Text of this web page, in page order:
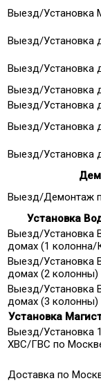
Выезд/Установка
Выезд/Установка
Выезд/Установка
Выезд/Установка
Выезд/Установка
Выезд/Установка
Выезд/Установка
Выезд/Демонтаж
Установка
Выезд/Установка
домах (1 колонна/
Выезд/Установка
домах (2 колонны)
Выезд/Установка
домах (3 колонны)
Установка
Выезд/Установка
ХВС/ГВС по
Доставка по